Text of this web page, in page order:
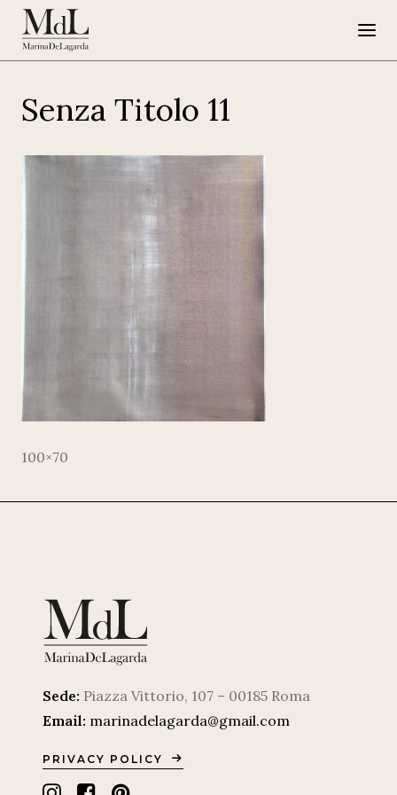
Marina de Lagarda
Lavori
Progetti speciali
Opere su Tela
Press
G108
Senza Titolo 11
100×70
Sede: Piazza Vittorio, 107 – 00185 Roma
Email: marinadelagarda@gmail.com
PRIVACY POLICY